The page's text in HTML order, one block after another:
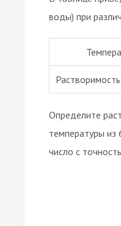
воды) при
Определите
температуры из
число с